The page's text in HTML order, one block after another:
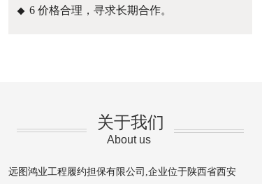
6 价格合理，寻求长期合作。
关于我们
About us
远图鸿业工程履约担保有限公司,企业位于陕西省西安